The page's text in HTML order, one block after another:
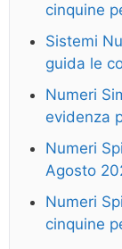
cinquine
Sistemi
guida le
Numeri
evidenza
Numeri
Agosto
Numeri
cinquine